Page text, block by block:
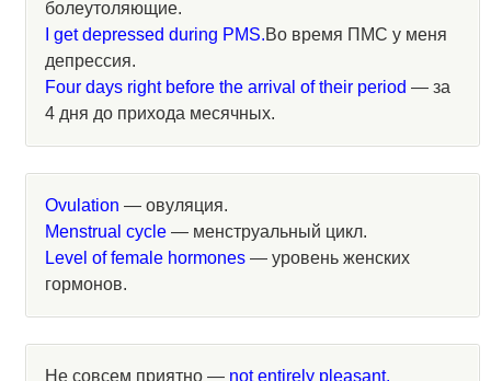
болеутоляющие.
I get depressed during PMS.Во время ПМС у меня
депрессия.
Four days right before the arrival of their period — за
4 дня до прихода месячных.
Ovulation — овуляция.
Menstrual cycle— менструальный цикл.
Level of female hormones— уровень женских
гормонов.
Не совсем приятно — not entirely pleasant.